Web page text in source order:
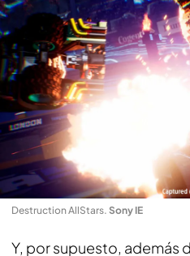
Destruction AllStars. Sony IE
Y, por supuesto, además